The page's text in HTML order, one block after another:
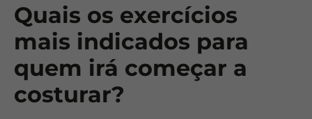
Quais os exercícios
mais indicados para
quem irá começar a
costurar?